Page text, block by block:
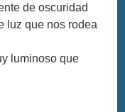
de oscuridad
luz que nos rodea
luminoso que